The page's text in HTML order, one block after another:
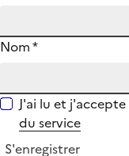
Nom*
J'ai lu et j'accepte
du service
S'enregistrer